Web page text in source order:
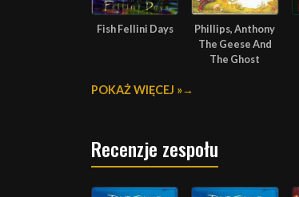
Fish Fellini Days
Phillips, Anthony
The Geese And
The Ghost
POKAŻ WIĘCEJ »
Recenzje zespołu